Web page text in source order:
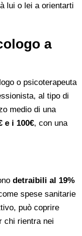
lui o lei a orientarti
a
o psicoterapeuta
al tipo di
medio di una
e i 100€, con una
detraibili al 19%
spese sanitarie
può coprire
chi rientra nei